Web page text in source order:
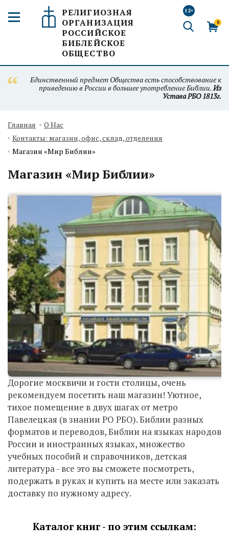
РЕЛИГИОЗНАЯ
ОРГАНИЗАЦИЯ
РОССИЙСКОЕ
БИБЛЕЙСКОЕ
ОБЩЕСТВО
12+
0
Единственный предмет Общества есть способствование к
приведению в России в большее употребление Библии.Из
Устава РБО 1813г.
Главная
О Нас
Контакты: магазин, офис, склад, отделения
Магазин «Мир Библии»
Магазин «Мир Библии»
Дорогие москвичи и гости столицы, очень
рекомендуем посетить наш магазин! Уютное,
тихое помещение в двух шагах от метро
Павелецкая (в знании РО РБО). Библии разных
форматов и переводов, Библии на языках народов
России и иностранных языках, множество
учебных пособий и справочников, детская
литература - все это вы сможете посмотреть,
подержать в руках и купить на месте или заказать
доставку по нужному адресу.
Каталог книг - по этим ссылкам: